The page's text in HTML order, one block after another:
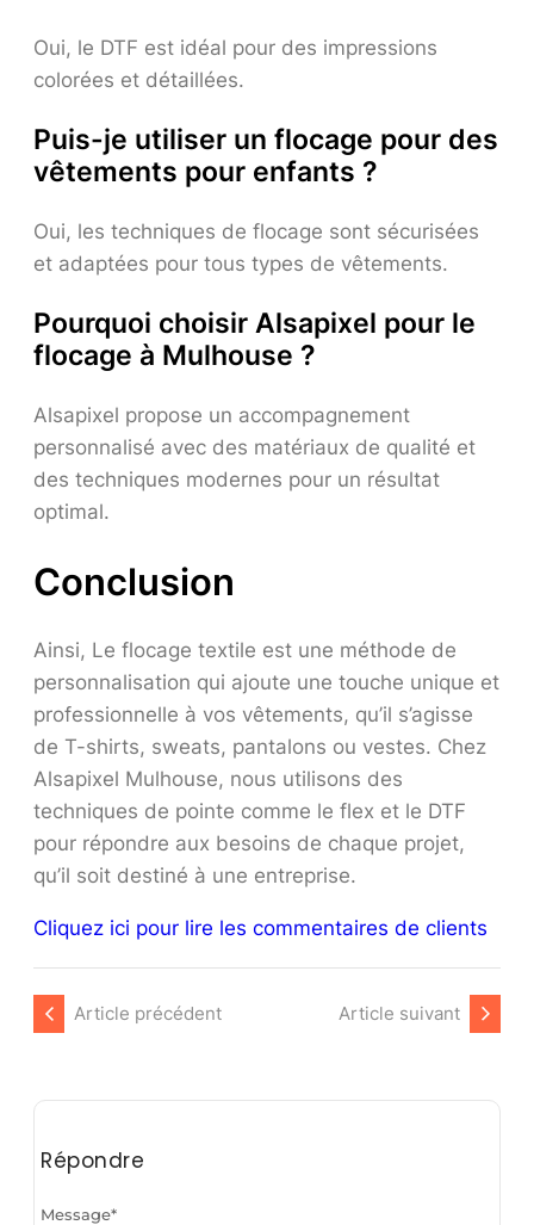
Oui, le DTF est idéal pour des impressions
colorées et détaillées.
Puis-je utiliser un flocage pour des
vêtements pour enfants ?
Oui, les techniques de flocage sont sécurisées
et adaptées pour tous types de vêtements.
Pourquoi choisir Alsapixel pour le
flocage à Mulhouse ?
Alsapixel propose un accompagnement
personnalisé avec des matériaux de qualité et
des techniques modernes pour un résultat
optimal.
Conclusion
Ainsi, Le flocage textile est une méthode de
personnalisation qui ajoute une touche unique et
professionnelle à vos vêtements, qu’il s’agisse
de T-shirts, sweats, pantalons ou vestes. Chez
Alsapixel Mulhouse, nous utilisons des
techniques de pointe comme le flex et le DTF
pour répondre aux besoins de chaque projet,
qu’il soit destiné à une entreprise.
Cliquez ici pour lire les commentaires de clients
Article précédent Article suivant
Répondre
Message*